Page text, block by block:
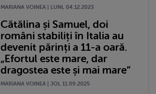
MARIANA VOINEA | LUNI, 04.12.2023
Cătălina și Samuel, doi
români stabiliți în Italia au
devenit părinți a 11-a oară.
„Efortul este mare, dar
dragostea este și mai mare”
MARIANA VOINEA | JOI, 11.09.2025